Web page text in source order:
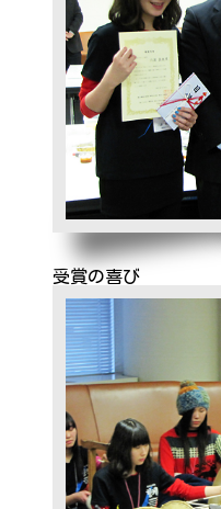
受賞の喜び